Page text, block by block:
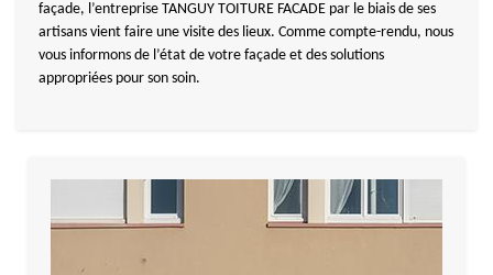
façade, l’entreprise TANGUY TOITURE FACADE par le biais de ses
artisans vient faire une visite des lieux. Comme compte-rendu, nous
vous informons de l’état de votre façade et des solutions
appropriées pour son soin.